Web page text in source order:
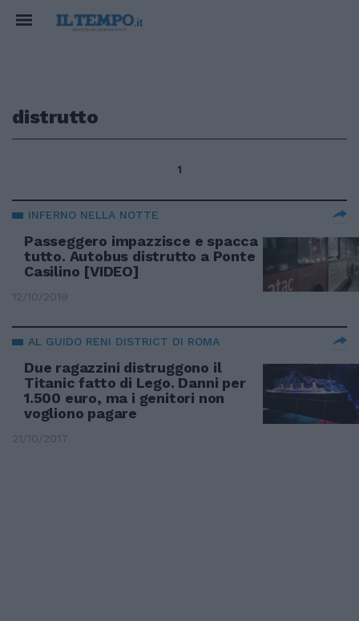
distrutto
1
INFERNO NELLA NOTTE
Passeggero impazzisce e spacca
tutto. Autobus distrutto a Ponte
Casilino [VIDEO]
12/10/2019
AL GUIDO RENI DISTRICT DI ROMA
Due ragazzini distruggono il
Titanic fatto di Lego. Danni per
1.500 euro, ma i genitori non
vogliono pagare
21/10/2017